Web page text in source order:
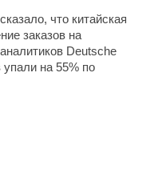
что китайская
заказов на
Deutsche
на 55% по